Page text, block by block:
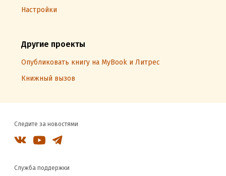
Настройки
Другие проекты
Опубликовать книгу на MyBook и Литрес
Книжный вызов
Следите за новостями
Служба поддержки